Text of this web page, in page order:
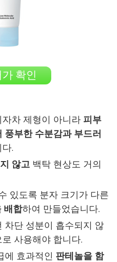
확인
차 제형이 아니라 피부
풍부한 수분감과 부드러
.
않고 백탁 현상도 거의
있도록 분자 크기가 다른
배합하여 만들었습니다.
차단 성분이 흡수되지 않
사용해야 합니다.
에 효과적인 판테놀을 함